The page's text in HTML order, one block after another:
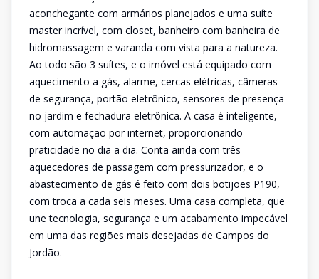
aconchegante com armários planejados e uma suíte
master incrível, com closet, banheiro com banheira de
hidromassagem e varanda com vista para a natureza.
Ao todo são 3 suítes, e o imóvel está equipado com
aquecimento a gás, alarme, cercas elétricas, câmeras
de segurança, portão eletrônico, sensores de presença
no jardim e fechadura eletrônica. A casa é inteligente,
com automação por internet, proporcionando
praticidade no dia a dia. Conta ainda com três
aquecedores de passagem com pressurizador, e o
abastecimento de gás é feito com dois botijões P190,
com troca a cada seis meses. Uma casa completa, que
une tecnologia, segurança e um acabamento impecável
em uma das regiões mais desejadas de Campos do
Jordão.